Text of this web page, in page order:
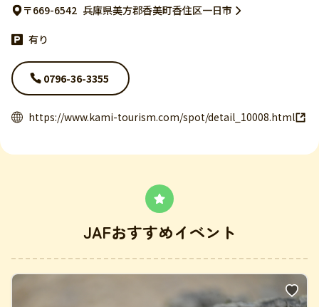
〒669-6542 兵庫県美方郡香美町香住区一日市
有り
0796-36-3355
https://www.kami-tourism.com/spot/detail_10008.html
JAFおすすめイベント